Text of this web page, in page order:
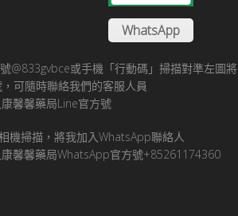
WhatsApp
@833gvbce或手機「行動碼」掃描對準左圖將
可隨時聯絡我們的客服人員
馨馨藥局Line官方號
機掃描，將我加入WhatsApp聯絡人
馨馨藥局WhatsApp官方號+85261174360